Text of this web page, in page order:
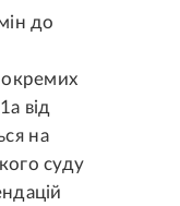
до
окремих
від
на
суду